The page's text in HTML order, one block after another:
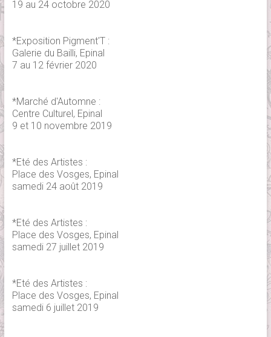
19 au 24 octobre 2020
*Exposition Pigment'T :
Galerie du Bailli, Epinal
7 au 12 février 2020
*Marché d'Automne :
Centre Culturel, Epinal
9 et 10 novembre 2019
*Eté des Artistes :
Place des Vosges, Epinal
samedi 24 août 2019
*Eté des Artistes :
Place des Vosges, Epinal
samedi 27 juillet 2019
*Eté des Artistes :
Place des Vosges, Epinal
samedi 6 juillet 2019